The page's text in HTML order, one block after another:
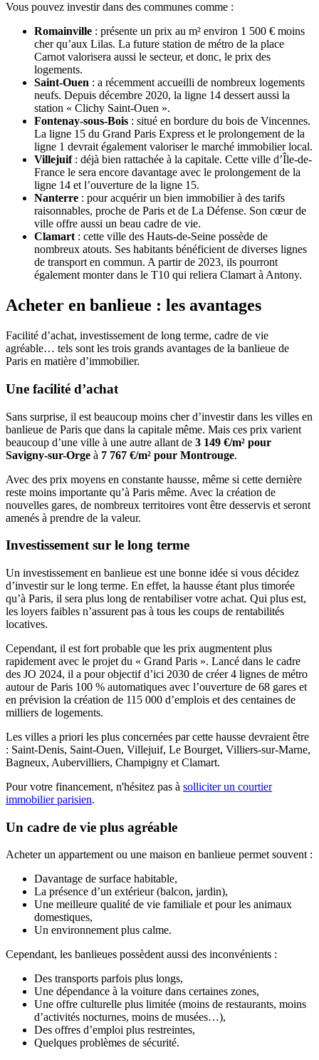
Vous pouvez investir dans des communes comme :
Romainville : présente un prix au m² environ 1 500 € moins
cher qu’aux Lilas. La future station de métro de la place
Carnot valorisera aussi le secteur, et donc, le prix des
logements.
Saint-Ouen : a récemment accueilli de nombreux logements
neufs. Depuis décembre 2020, la ligne 14 dessert aussi la
station « Clichy Saint-Ouen ».
Fontenay-sous-Bois : situé en bordure du bois de Vincennes.
La ligne 15 du Grand Paris Express et le prolongement de la
ligne 1 devrait également valoriser le marché immobilier local.
Villejuif: déjà bien rattachée à la capitale. Cette ville d’Île-de-
France le sera encore davantage avec le prolongement de la
ligne 14 et l’ouverture de la ligne 15.
Nanterre : pour acquérir un bien immobilier à des tarifs
raisonnables, proche de Paris et de La Défense. Son cœur de
ville offre aussi un beau cadre de vie.
Clamart : cette ville des Hauts-de-Seine possède de
nombreux atouts. Ses habitants bénéficient de diverses lignes
de transport en commun. A partir de 2023, ils pourront
également monter dans le T10 qui reliera Clamart à Antony.
Acheter en banlieue : les avantages
Facilité d’achat, investissement de long terme, cadre de vie
agréable… tels sont les trois grands avantages de la banlieue de
Paris en matière d’immobilier.
Une facilité d’achat
Sans surprise, il est beaucoup moins cher d’investir dans les villes en
banlieue de Paris que dans la capitale même. Mais ces prix varient
beaucoup d’une ville à une autre allant de 3 149 €/m² pour
Savigny-sur-Orge à 7 767 €/m² pour Montrouge.
Avec des prix moyens en constante hausse, même si cette dernière
reste moins importante qu’à Paris même. Avec la création de
nouvelles gares, de nombreux territoires vont être desservis et seront
amenés à prendre de la valeur.
Investissement sur le long terme
Un investissement en banlieue est une bonne idée si vous décidez
d’investir sur le long terme. En effet, la hausse étant plus timorée
qu’à Paris, il sera plus long de rentabiliser votre achat. Qui plus est,
les loyers faibles n’assurent pas à tous les coups de rentabilités
locatives.
Cependant, il est fort probable que les prix augmentent plus
rapidement avec le projet du « Grand Paris ». Lancé dans le cadre
des JO 2024, il a pour objectif d’ici 2030 de créer 4 lignes de métro
autour de Paris 100 % automatiques avec l’ouverture de 68 gares et
en prévision la création de 115 000 d’emplois et des centaines de
milliers de logements.
Les villes a priori les plus concernées par cette hausse devraient être
: Saint-Denis, Saint-Ouen, Villejuif, Le Bourget, Villiers-sur-Marne,
Bagneux, Aubervilliers, Champigny et Clamart.
Pour votre financement, n'hésitez pas à solliciter un courtier
immobilier parisien.
Un cadre de vie plus agréable
Acheter un appartement ou une maison en banlieue permet souvent :
Davantage de surface habitable,
La présence d’un extérieur (balcon, jardin),
Une meilleure qualité de vie familiale et pour les animaux
domestiques,
Un environnement plus calme.
Cependant, les banlieues possèdent aussi des inconvénients :
Des transports parfois plus longs,
Une dépendance à la voiture dans certaines zones,
Une offre culturelle plus limitée (moins de restaurants, moins
d’activités nocturnes, moins de musées…),
Des offres d’emploi plus restreintes,
Quelques problèmes de sécurité.